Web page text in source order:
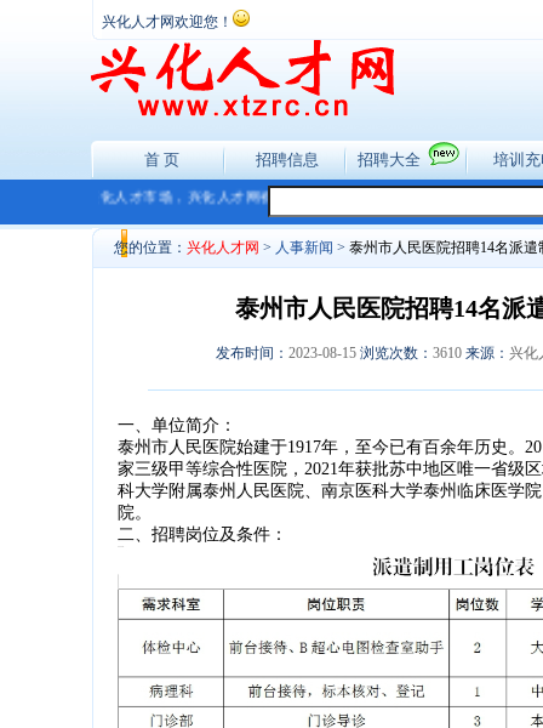
兴化人才网欢迎您！
首 页 招聘信息 招聘大全 培训
是网上的兴化人才市场，兴化人才网祝你工作顺利!
您的位置： 兴化人才网 > 人事新闻 > 泰州市人民医院招聘14名派遣
泰州市人民医院招聘14名派
发布时间： 2023-08-15 浏览次数： 3610 来源： 兴化
一、单位简介：
泰州市人民医院始建于1917年，至今已有百余年历史。
家三级甲等综合性医院，2021年获批苏中地区唯一省级
科大学附属泰州人民医院、南京医科大学泰州临床医学
院。
二、招聘岗位及条件：